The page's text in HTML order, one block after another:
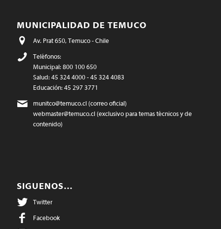
MUNICIPALIDAD DE TEMUCO
Av. Prat 650, Temuco - Chile
Teléfonos:
Municipal: 800 100 650
Salud: 45 324 4000 - 45 324 4083
Educación: 45 297 3771
munitco@temuco.cl(correo oficial)
webmaster@temuco.cl(exclusivo para temas técnicos y de
contenido)
SIGUENOS…
Twitter
Facebook